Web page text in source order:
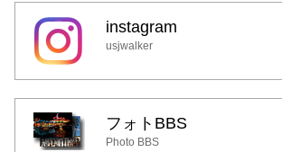
instagram
usjwalker
フォトBBS
Photo BBS